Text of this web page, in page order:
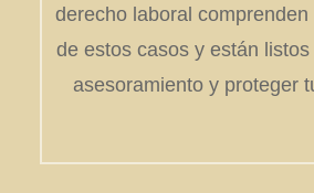
derecho laboral
de estos casos y están
asesoramiento y proteger